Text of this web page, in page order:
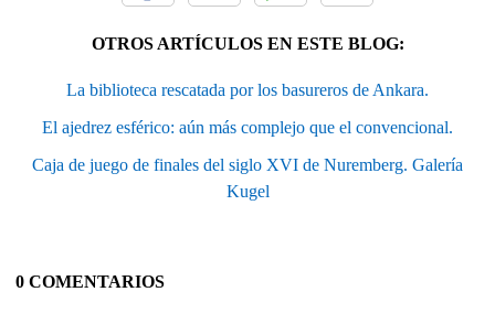
OTROS ARTÍCULOS EN ESTE BLOG:
La biblioteca rescatada por los basureros de Ankara.
El ajedrez esférico: aún más complejo que el convencional.
Caja de juego de finales del siglo XVI de Nuremberg. Galería
Kugel
0 COMENTARIOS